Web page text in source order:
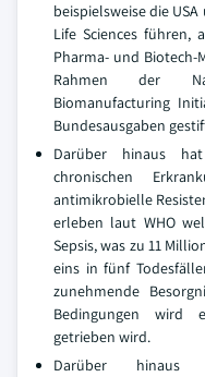
beispielsweise die
Life Sciences führen,
Pharma- und Biotech-
Rahmen der
Biomanufacturing
Bundesausgaben
Darüber hinaus
chronischen
antimikrobielle
erleben laut WHO
Sepsis, was zu 11
eins in fünf
zunehmende
Bedingungen wird
getrieben wird.
Darüber hinaus